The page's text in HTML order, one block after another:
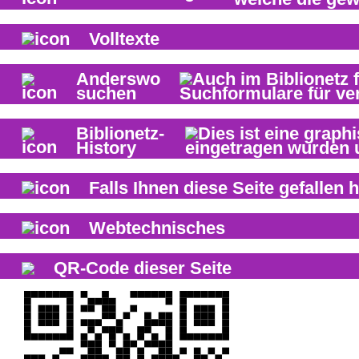
Volltexte
Anderswo
suchen
Biblionetz-
History
Falls Ihnen diese Seite gefallen
Webtechnisches
QR-Code dieser Seite